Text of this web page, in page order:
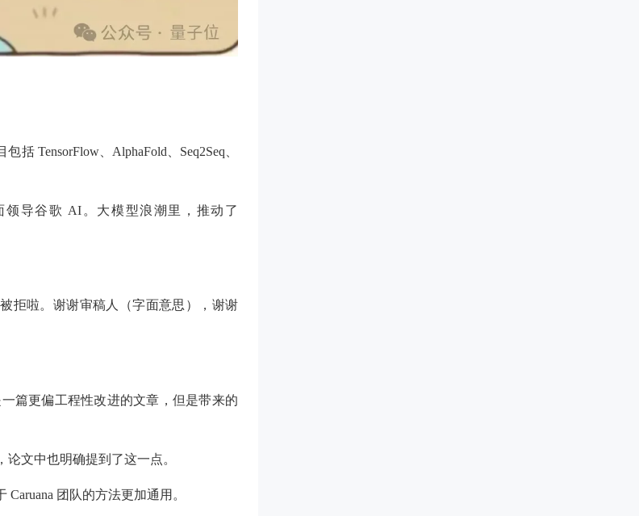
括 TensorFlow、AlphaFold、Seq2Seq、
领导谷歌 AI。大模型浪潮里，推动了
拒啦。谢谢审稿人（字面意思），谢谢
一篇更偏工程性改进的文章，但是带来的
论文中也明确提到了这一点。
团队的方法更加通用。